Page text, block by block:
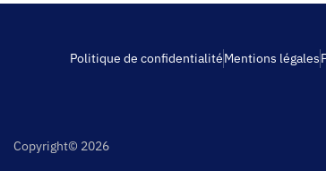
Politique de confidentialitéMentions légales
Copyright© 2026